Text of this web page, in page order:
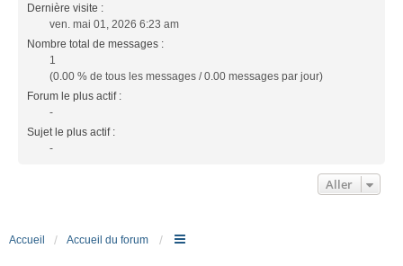
Dernière visite :
ven. mai 01, 2026 6:23 am
Nombre total de messages :
1
(0.00 % de tous les messages / 0.00 messages par jour)
Forum le plus actif :
-
Sujet le plus actif :
-
Aller
Accueil Accueil du forum